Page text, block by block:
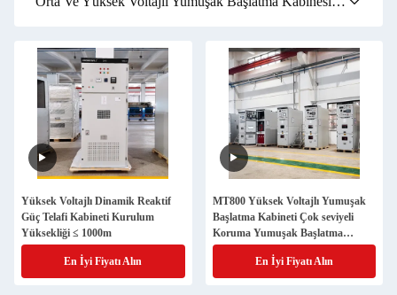
Yüksek Voltajlı Dinamik Reaktif
Güç Telafi Kabineti Kurulum
Yüksekliği ≤ 1000m
En İyi Fiyatı Alın
MT800 Yüksek Voltajlı Yumuşak
Başlatma Kabineti Çok seviyeli
Koruma Yumuşak Başlatma
Kabineti
En İyi Fiyatı Alın